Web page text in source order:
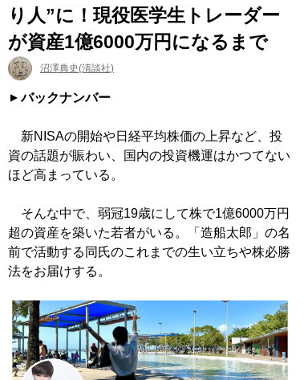
り人”に！現役医学生トレーダー
が資産1億6000万円になるまで
沼澤典史(清談社)
バックナンバー
新NISAの開始や日経平均株価の上昇など、投
資の話題が賑わい、国内の投資機運はかつてない
ほど高まっている。
そんな中で、弱冠19歳にして株で1億6000万円
超の資産を築いた若者がいる。「造船太郎」の名
前で活動する同氏のこれまでの生い立ちや株必勝
法をお届けする。